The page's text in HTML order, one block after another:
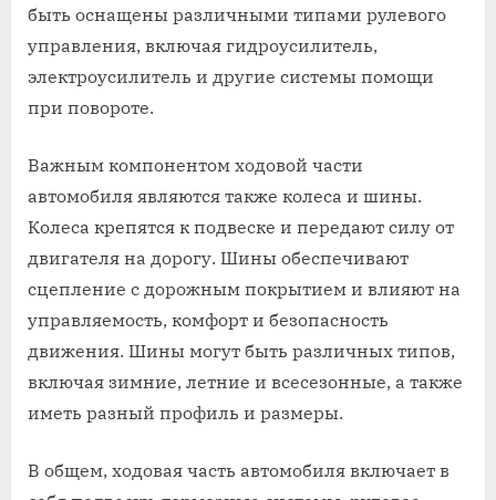
быть оснащены различными типами рулевого
управления, включая гидроусилитель,
электроусилитель и другие системы помощи
при повороте.
Важным компонентом ходовой части
автомобиля являются также колеса и шины.
Колеса крепятся к подвеске и передают силу от
двигателя на дорогу. Шины обеспечивают
сцепление с дорожным покрытием и влияют на
управляемость, комфорт и безопасность
движения. Шины могут быть различных типов,
включая зимние, летние и всесезонные, а также
иметь разный профиль и размеры.
В общем, ходовая часть автомобиля включает в